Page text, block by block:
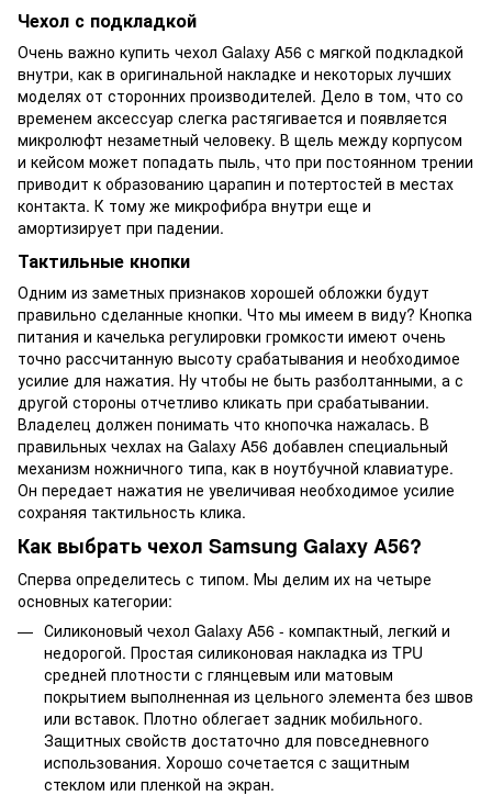
Чехол с подкладкой
Очень важно купить чехол Galaxy A56 с мягкой подкладкой
внутри, как в оригинальной накладке и некоторых лучших
моделях от сторонних производителей. Дело в том, что со
временем аксессуар слегка растягивается и появляется
микролюфт незаметный человеку. В щель между корпусом
и кейсом может попадать пыль, что при постоянном трении
приводит к образованию царапин и потертостей в местах
контакта. К тому же микрофибра внутри еще и
амортизирует при падении.
Тактильные кнопки
Одним из заметных признаков хорошей обложки будут
правильно сделанные кнопки. Что мы имеем в виду? Кнопка
питания и качелька регулировки громкости имеют очень
точно рассчитанную высоту срабатывания и необходимое
усилие для нажатия. Ну чтобы не быть разболтанными, а с
другой стороны отчетливо кликать при срабатывании.
Владелец должен понимать что кнопочка нажалась. В
правильных чехлах на Galaxy A56 добавлен специальный
механизм ножничного типа, как в ноутбучной клавиатуре.
Он передает нажатия не увеличивая необходимое усилие
сохраняя тактильность клика.
Как выбрать чехол Samsung Galaxy A56?
Сперва определитесь с типом. Мы делим их на четыре
основных категории:
Силиконовый чехол Galaxy A56 - компактный, легкий и
недорогой. Простая силиконовая накладка из TPU
средней плотности с глянцевым или матовым
покрытием выполненная из цельного элемента без швов
или вставок. Плотно облегает задник мобильного.
Защитных свойств достаточно для повседневного
использования. Хорошо сочетается с защитным
стеклом или пленкой на экран.